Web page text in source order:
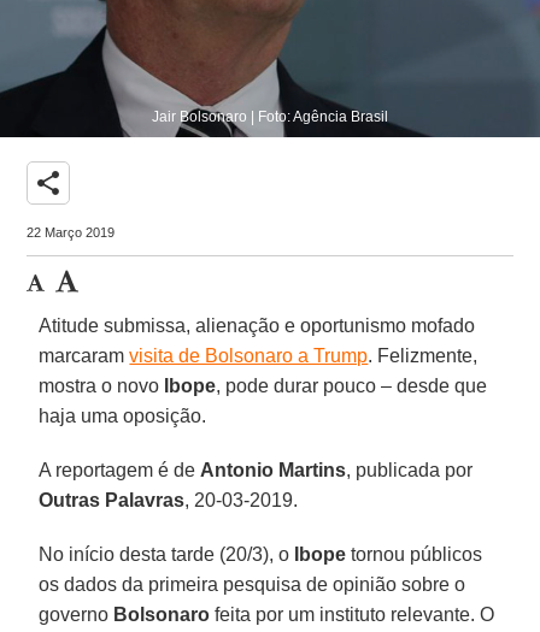
Jair Bolsonaro | Foto: Agência Brasil
share
22 Março 2019
Atitude submissa, alienação e oportunismo mofado
marcaramvisita de Bolsonaro a Trump. Felizmente,
mostra o novo
Ibope, pode durar pouco – desde que
haja uma oposição.
A reportagem é de Antonio Martins, publicada por
Outras Palavras, 20-03-2019.
No início desta tarde (20/3), o Ibope tornou públicos
os dados da primeira pesquisa de opinião sobre o
governo Bolsonaro feita por um instituto relevante. O